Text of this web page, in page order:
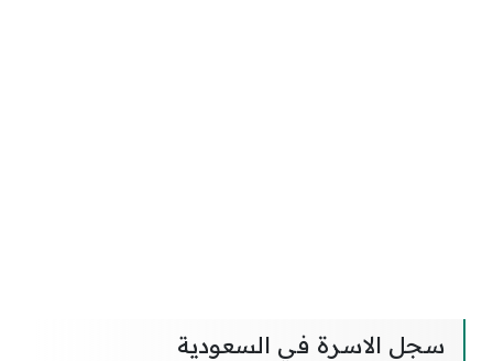
سجل الاسرة في السعودية